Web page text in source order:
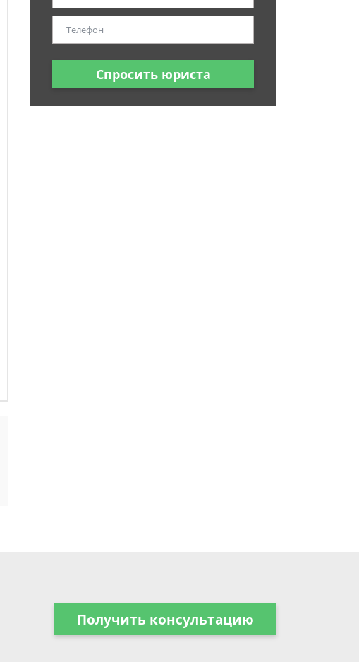
Спросить юриста
Получить консультацию